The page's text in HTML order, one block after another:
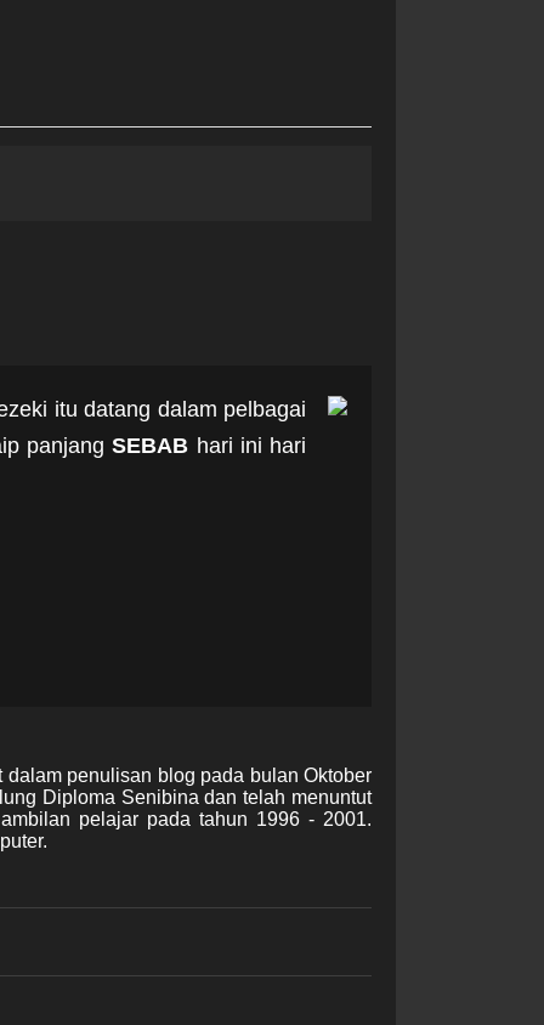
itu datang dalam pelbagai
panjangSEBAB hari ini hari
penulisan blog pada bulan Oktober
Diploma Senibina dan telah menuntut
pelajar pada tahun 1996 - 2001.